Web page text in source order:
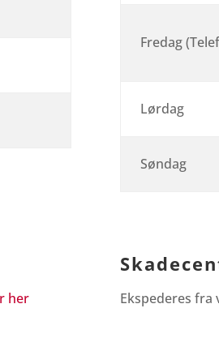
Fredag
Lørdag
Søndag
her Ekspederes fra